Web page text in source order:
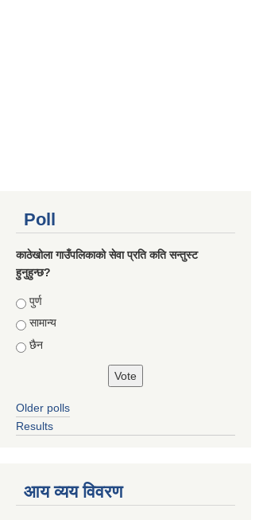
Poll
काठेखोला गाउँपलिकाको सेवा प्रति कति सन्तुस्ट
हुनुहुन्छ?
Choices
पुर्ण
सामान्य
छैन
Older polls
Results
आय व्यय विवरण